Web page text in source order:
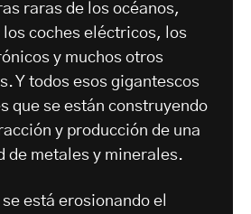
raras de los océanos,
coches eléctricos, los
y muchos otros
Y todos esos gigantescos
que se están construyendo
y producción de una
de metales y minerales.
está erosionando el